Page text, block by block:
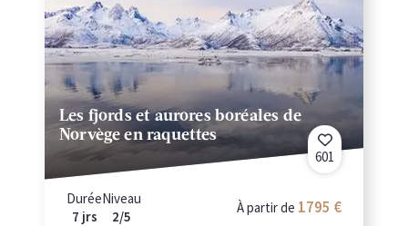
Les fjords et aurores boréales de
Norvège en raquettes
601
Durée
7 jrs
Niveau
2/5
À partir de 1795